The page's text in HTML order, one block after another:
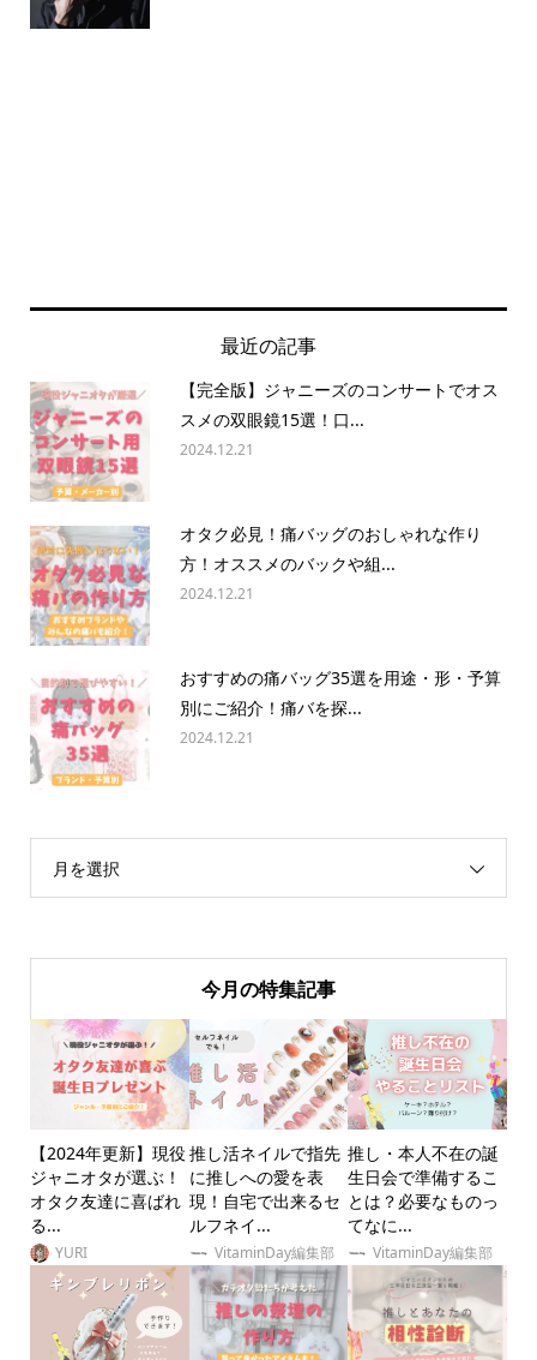
最近の記事
【完全版】ジャニーズのコンサートでオス
スメの双眼鏡15選！口...
2024.12.21
オタク必見！痛バッグのおしゃれな作り
方！オススメのバックや組...
2024.12.21
おすすめの痛バッグ35選を用途・形・予算
別にご紹介！痛バを探...
2024.12.21
月を選択
今月の特集記事
【2024年更新】現役
ジャニオタが選ぶ！
オタク友達に喜ばれ
る...
YURI
推し活ネイルで指先
に推しへの愛を表
現！自宅で出来るセ
ルフネイ...
VitaminDay編集部
推し・本人不在の誕
生日会で準備するこ
とは？必要なものっ
てなに...
VitaminDay編集部